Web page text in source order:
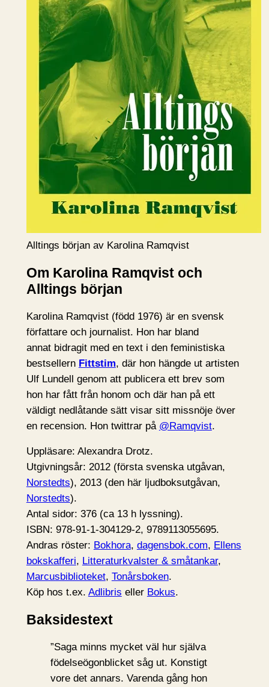
Alltings början av Karolina Ramqvist
Om Karolina Ramqvist och
Alltings början
Karolina Ramqvist (född 1976) är en svensk
författare och journalist. Hon har bland
annat bidragit med en text i den feministiska
bestsellern Fittstim, där hon hängde ut artisten
Ulf Lundell genom att publicera ett brev som
hon har fått från honom och där han på ett
väldigt nedlåtande sätt visar sitt missnöje över
en recension. Hon twittrar på @Ramqvist.
Uppläsare: Alexandra Drotz.
Utgivningsår: 2012 (första svenska utgåvan,
Norstedts), 2013 (den här ljudboksutgåvan,
Norstedts).
Antal sidor: 376 (ca 13 h lyssning).
ISBN: 978-91-1-304129-2, 9789113055695.
Andras röster: Bokhora, dagensbok.com, Ellens
bokskafferi, Litteraturkvalster & småtankar,
Marcusbiblioteket, Tonårsboken.
Köp hos t.ex. Adlibris eller Bokus.
Baksidestext
”Saga minns mycket väl hur själva
födelseögonblicket såg ut. Konstigt
vore det annars. Varenda gång hon